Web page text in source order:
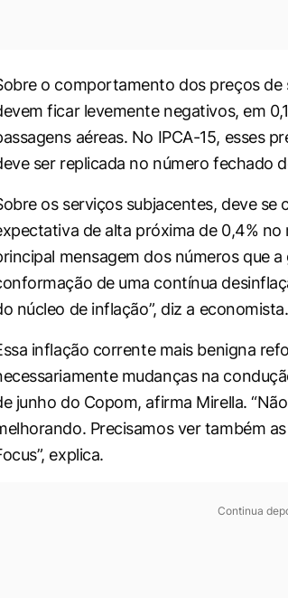
o comportamento dos preços de
ficar levemente negativos, em
aéreas. No IPCA-15, esses
ser replicada no número fechado
os serviços subjacentes, deve
de alta próxima de 0,4% no
mensagem dos números que
de uma contínua
núcleo de inflação”, diz a economista.
inflação corrente mais benigna
mudanças na
junho do Copom, afirma Mirella.
Precisamos ver também
explica.
Continua